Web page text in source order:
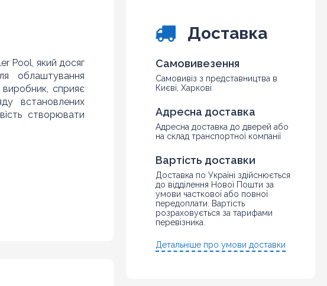
Pool, який досяг
облаштування
виробник, сприяє
встановлених
створювати
Доставка
Самовивезення
Самовивіз з представництва в
Києві, Харкові
Адресна доставка
Адресна доставка до дверей або
на склад транспортної компанії
Вартість доставки
Доставка по Україні здійснюється
до відділення Нової Пошти за
умови часткової або повної
передоплати. Вартість
розраховується за тарифами
перевізника.
Детальніше про умови доставки